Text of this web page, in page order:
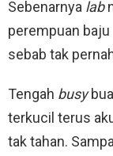
Sebenarnya lab
perempuan
sebab tak
Tengah busy
terkucil terus
tak tahan.